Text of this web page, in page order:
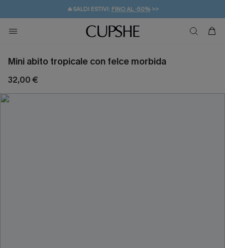
🔥SALDI ESTIVI: FINO AL -50%>>
🚚SPEDIZIONE GRATUITA DA 49€
💌REGALO PER I NUOVI: 20% DI SCONTO*
Mini abito tropicale con felce morbida
32,00 €